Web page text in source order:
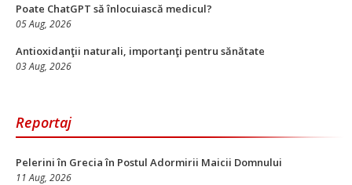
Poate ChatGPT să înlocuiască medicul?
05 Aug, 2026
Antioxidanţii naturali, importanţi pentru sănătate
03 Aug, 2026
Reportaj
Pelerini în Grecia în Postul Adormirii Maicii Domnului
11 Aug, 2026